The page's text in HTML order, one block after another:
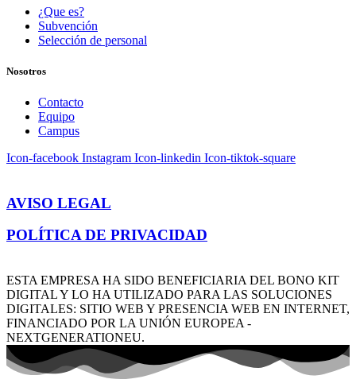
¿Que es?
Subvención
Selección de personal
Nosotros
Contacto
Equipo
Campus
Icon-facebook Instagram Icon-linkedin Icon-tiktok-square
AVISO LEGAL
POLÍTICA DE PRIVACIDAD
ESTA EMPRESA HA SIDO BENEFICIARIA DEL BONO KIT
DIGITAL Y LO HA UTILIZADO PARA LAS SOLUCIONES
DIGITALES: SITIO WEB Y PRESENCIA WEB EN INTERNET,
FINANCIADO POR LA UNIÓN EUROPEA -
NEXTGENERATIONEU.